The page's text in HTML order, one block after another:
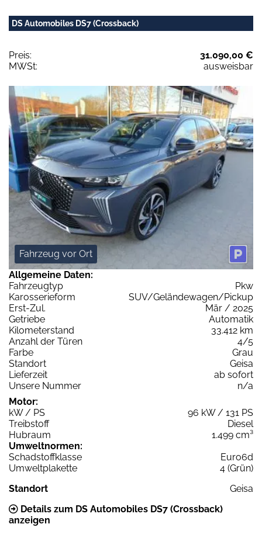
DS Automobiles DS7 (Crossback)
Preis:
31.090,00 €
MWSt:
ausweisbar
Fahrzeug vor Ort
Allgemeine Daten:
Fahrzeugtyp
Pkw
Karosserieform
SUV/Geländewagen/Pickup
Erst-Zul.
Mär / 2025
Getriebe
Automatik
Kilometerstand
33.412 km
Anzahl der Türen
4/5
Farbe
Grau
Standort
Geisa
Lieferzeit
ab sofort
Unsere Nummer
n/a
Motor:
kW / PS
96 kW / 131 PS
Treibstoff
Diesel
Hubraum
1.499 cm³
Umweltnormen:
Schadstoffklasse
Euro6d
Umweltplakette
4 (Grün)
Standort
Geisa
Details zum DS Automobiles DS7 (Crossback)
anzeigen